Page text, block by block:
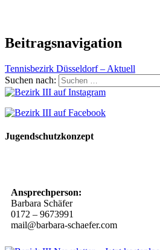
Beitragsnavigation
Tennisbezirk Düsseldorf – Aktuell
Suchen nach:
Jugendschutzkonzept
Ansprechperson:
Barbara Schäfer
0172 – 9673991
mail@barbara-schaefer.com